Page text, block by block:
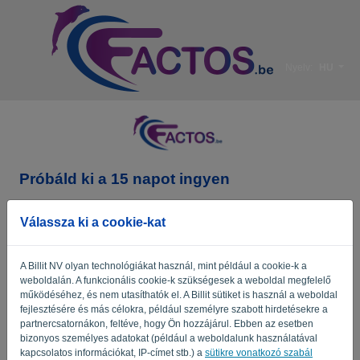
Válassza ki a cookie-kat
A Billit NV olyan technológiákat használ, mint például a cookie-k a
weboldalán. A funkcionális cookie-k szükségesek a weboldal megfelelő
működéséhez, és nem utasíthatók el. A Billit sütiket is használ a weboldal
fejlesztésére és más célokra, például személyre szabott hirdetésekre a
partnercsatornákon, feltéve, hogy Ön hozzájárul. Ebben az esetben
bizonyos személyes adatokat (például a weboldalunk használatával
kapcsolatos információkat, IP-címet stb.) a sütikre vonatkozó szabál
Próbáld ki a 15 napot ingyen
Üzleti e-mail cím*
Jelszó